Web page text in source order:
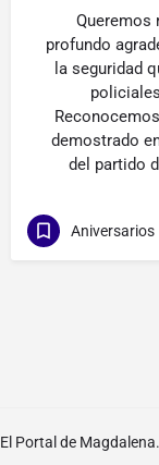
Queremos
profundo
la seguridad
demostrado
del partido
Aniversarios
El Portal de